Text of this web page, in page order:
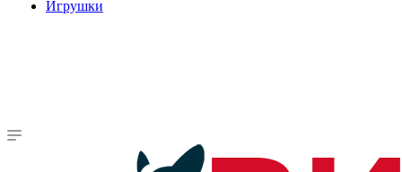
Игрушки